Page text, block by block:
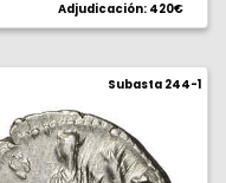
Adjudicación: 420€
Subasta 244-1